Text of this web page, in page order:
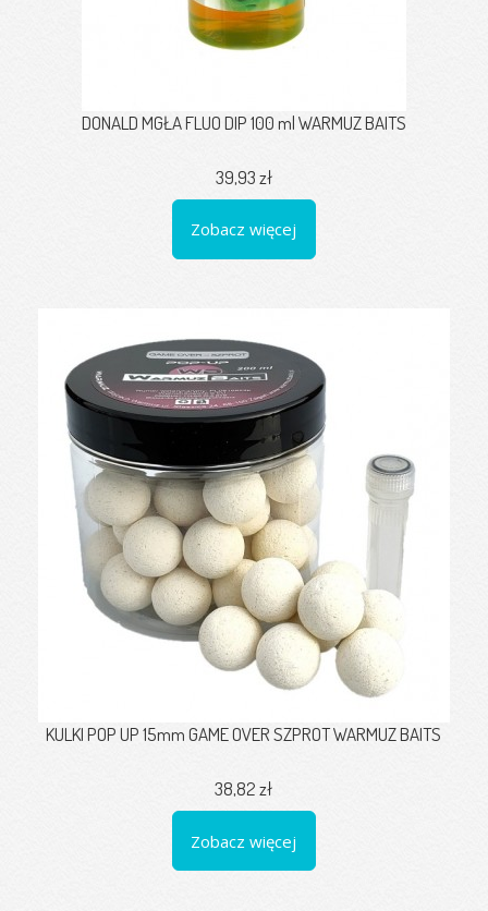
DONALD MGŁA FLUO DIP 100 ml WARMUZ BAITS
39,93 zł
Zobacz więcej
KULKI POP UP 15mm GAME OVER SZPROT WARMUZ BAITS
38,82 zł
Zobacz więcej